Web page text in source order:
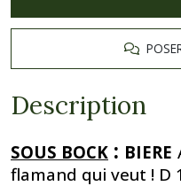
Description
SOUS BOCK : BIERE
flamand qui veut ! D